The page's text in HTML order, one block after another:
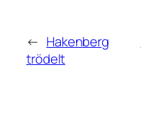
← Hakenberg
trödelt